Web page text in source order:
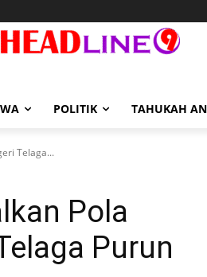
POLITIK TAHUKAH
Telaga...
Pola
Purun